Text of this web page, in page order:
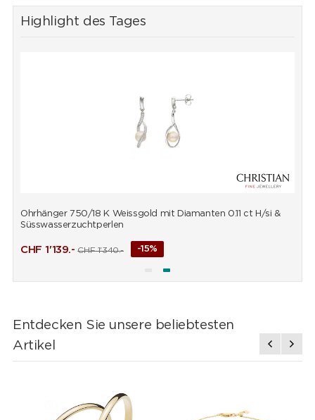
Highlight des Tages
Ohrhänger 750/18 K Weissgold mit Diamanten 0.11 ct H/si &
Süsswasserzuchtperlen
CHF 1'139.- CHF1'340.- -15%
Entdecken Sie unsere beliebtesten
Artikel